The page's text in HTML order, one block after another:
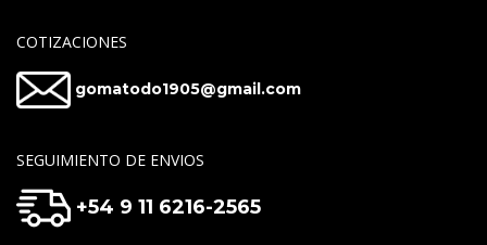
COTIZACIONES
gomatodo1905@gmail.com
SEGUIMIENTO DE ENVIOS
+54 9 11 6216-2565